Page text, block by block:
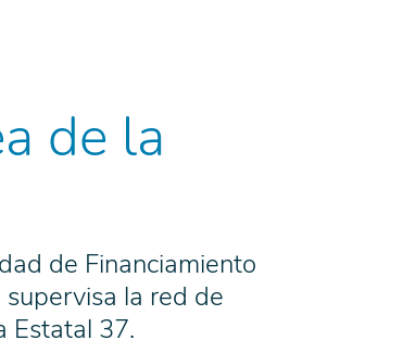
de la
de Financiamiento
la red de
Estatal 37.